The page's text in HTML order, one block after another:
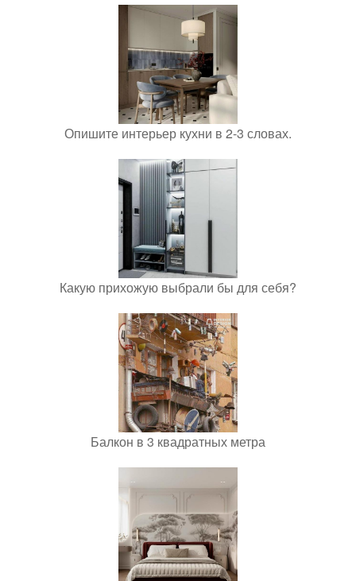
Опишите интерьер кухни в 2-3 словах.
Какую прихожую выбрали бы для себя?
Балкон в 3 квадратных метра